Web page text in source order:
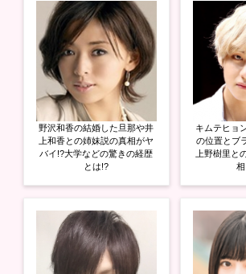
野沢和香の結婚した旦那や井
上和香との姉妹説の真相がヤ
バイ!?大学などの驚きの経歴
とは!?
キムテヒョ
の位置とブ
上野樹里と